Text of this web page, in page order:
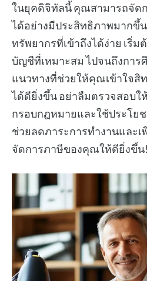
ในยุคดิจิทัลนี้ คุณสามารถจัด
ได้อย่างมีประสิทธิภาพมากขึ้
ทรัพยากรที่เข้าถึงได้ง่าย เริ่
บัญชีที่เหมาะสม ไปจนถึงการ
แนวทางที่ช่วยให้คุณเข้าใจสิ
ได้ดียิ่งขึ้น อย่าลืมตรวจสอบ
กรอบกฎหมายและใช้ประโย
ช่วยลดภาระการทำงานและ
จัดการภาษีของคุณให้ดียิ่งขึ้น!